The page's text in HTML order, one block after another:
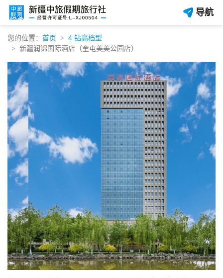
导航
您的位置： 首页
4 钻高档型
新疆润锦国际酒店（奎屯美美公园店）